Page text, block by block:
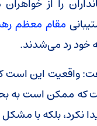
را از
مقام معظم
خود رد می‌شدند.
واقعیت این است که
ممکن است به
نکرد، بلکه با